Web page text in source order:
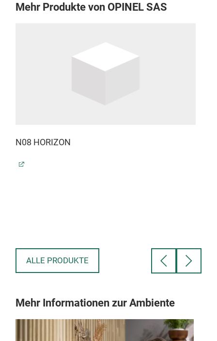
Mehr Produkte von OPINEL SAS
N08 HORIZON
ALLE PRODUKTE
Mehr Informationen zur Ambiente